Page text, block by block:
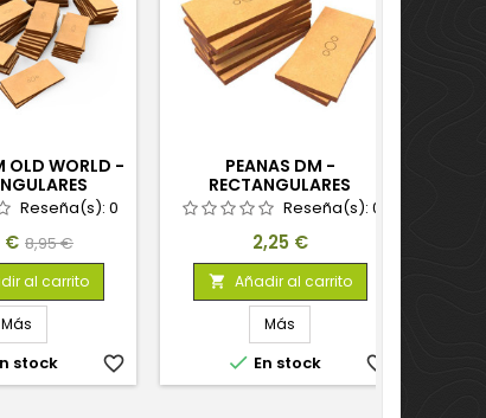
OLD WORLD -
(PACK X100)
Reseña(s): 0
€ Precio
base
8,95 €
al carrito
Más
stock favorite_border
PEANAS DM -
RECTANGULARES
25X50MMReseña(s): 0
Precio
2,25 €
 Añadir al carrito
Más
 En stock favorite_border